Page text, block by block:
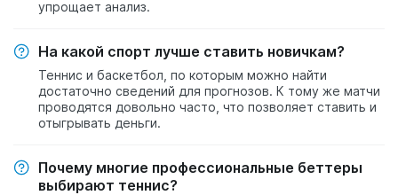
упрощает анализ.
На какой спорт лучше ставить новичкам?
Теннис и баскетбол, по которым можно найти
достаточно сведений для прогнозов. К тому же матчи
проводятся довольно часто, что позволяет ставить и
отыгрывать деньги.
Почему многие профессиональные беттеры
выбирают теннис?